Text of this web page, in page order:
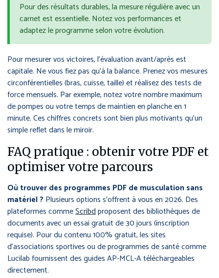
Pour des résultats durables, la mesure régulière avec un
carnet est essentielle. Notez vos performances et
adaptez le programme selon votre évolution.
Pour mesurer vos victoires, l’évaluation avant/après est
capitale. Ne vous fiez pas qu’à la balance. Prenez vos mesures
circonférentielles (bras, cuisse, taille) et réalisez des tests de
force mensuels. Par exemple, notez votre nombre maximum
de pompes ou votre temps de maintien en planche en 1
minute. Ces chiffres concrets sont bien plus motivants qu’un
simple reflet dans le miroir.
FAQ pratique : obtenir votre PDF et
optimiser votre parcours
Où trouver des programmes PDF de musculation sans
matériel ? Plusieurs options s’offrent à vous en 2026. Des
plateformes commeScribdproposent des bibliothèques de
documents avec un essai gratuit de 30 jours (inscription
requise). Pour du contenu 100% gratuit, les sites
d’associations sportives ou de programmes de santé comme
Lucilab fournissent des guides AP-MCL-A téléchargeables
directement.